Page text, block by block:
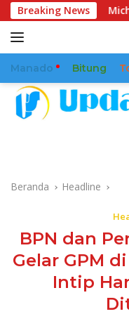
Langsung
ke
konten
Breaking News
Michaela Paruntu
Manado Bitung
Beranda Headline
BPN dan
Gelar GPM
Intip